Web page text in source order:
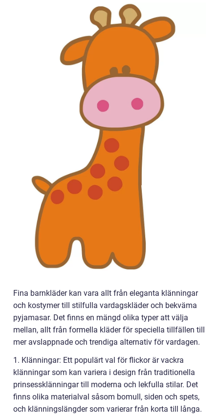
Fina barnkläder kan vara allt från eleganta klänningar
och kostymer till stilfulla vardagskläder och bekväma
pyjamasar. Det finns en mängd olika typer att välja
mellan, allt från formella kläder för speciella tillfällen till
mer avslappnade och trendiga alternativ för vardagen.
1. Klänningar: Ett populärt val för flickor är vackra
klänningar som kan variera i design från traditionella
prinsessklänningar till moderna och lekfulla stilar. Det
finns olika materialval såsom bomull, siden och spets,
och klänningslängder som varierar från korta till långa.